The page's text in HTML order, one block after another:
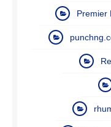
Premier